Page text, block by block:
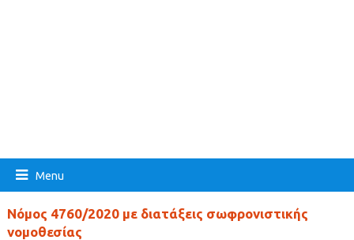
Menu
Νόμος 4760/2020 με διατάξεις σωφρονιστικής
νομοθεσίας